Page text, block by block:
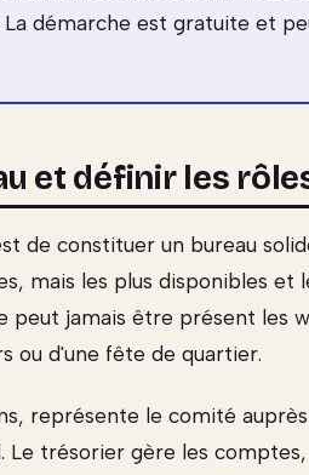
démarche est gratuite et
et définir les
de constituer un bureau
mais les plus disponibles et
peut jamais être présent les
ou d'une fête de quartier.
représente le comité
Le trésorier gère les